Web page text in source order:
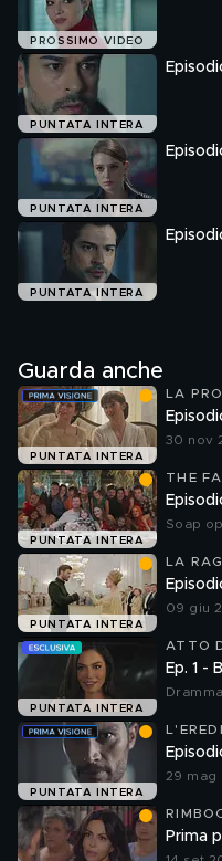
compromettente.
PROSSIMO VIDEO
PUNTATA INTERA
PUNTATA INTERA
PUNTATA INTERA
Guarda anche
PUNTATA INTERA
LA
30 nov
PUNTATA INTERA
THE
Soap
PUNTATA INTERA
LA
09 giu
PUNTATA INTERA
ATTO
Ep. 1 -
PUNTATA INTERA
29 mag
Prima